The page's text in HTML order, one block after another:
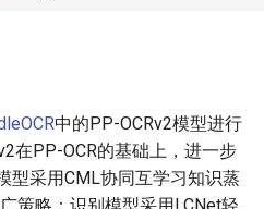
中的PP-OCRv2模型进行
在PP-OCR的基础上，进一步
型采用CML协同互学习知识蒸